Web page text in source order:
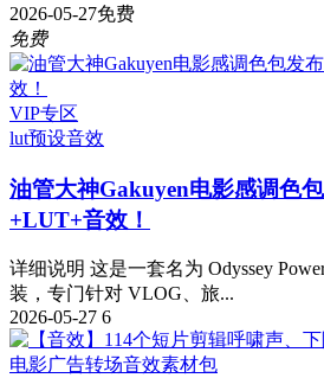
2026-05-27免费
免费
VIP专区
lut预设音效
油管大神Gakuyen电影感调色
+LUT+音效！
详细说明 这是一套名为 Odyssey
装，专门针对 VLOG、旅...
2026-05-27 6